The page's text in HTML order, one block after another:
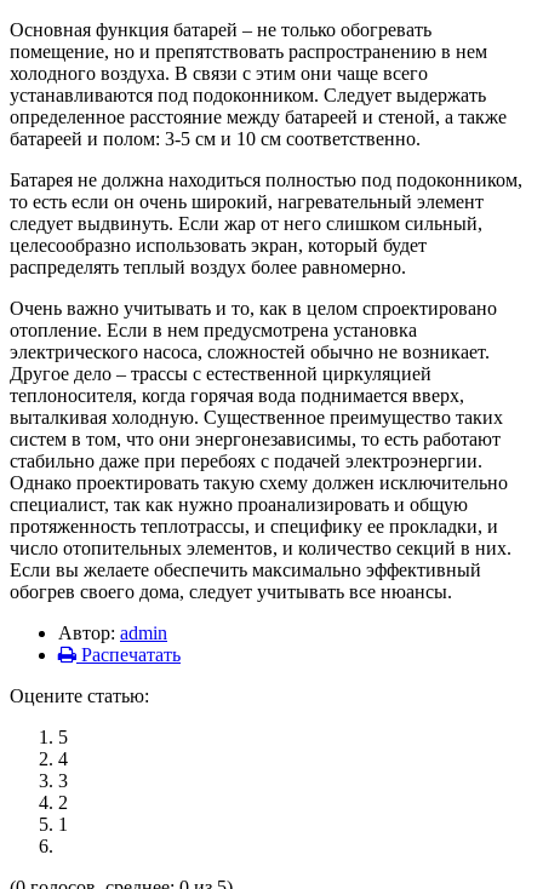
Основная функция батарей – не только обогревать
помещение, но и препятствовать распространению в нем
холодного воздуха. В связи с этим они чаще всего
устанавливаются под подоконником. Следует выдержать
определенное расстояние между батареей и стеной, а также
батареей и полом: 3-5 см и 10 см соответственно.
Батарея не должна находиться полностью под подоконником,
то есть если он очень широкий, нагревательный элемент
следует выдвинуть. Если жар от него слишком сильный,
целесообразно использовать экран, который будет
распределять теплый воздух более равномерно.
Очень важно учитывать и то, как в целом спроектировано
отопление. Если в нем предусмотрена установка
электрического насоса, сложностей обычно не возникает.
Другое дело – трассы с естественной циркуляцией
теплоносителя, когда горячая вода поднимается вверх,
выталкивая холодную. Существенное преимущество таких
систем в том, что они энергонезависимы, то есть работают
стабильно даже при перебоях с подачей электроэнергии.
Однако проектировать такую схему должен исключительно
специалист, так как нужно проанализировать и общую
протяженность теплотрассы, и специфику ее прокладки, и
число отопительных элементов, и количество секций в них.
Если вы желаете обеспечить максимально эффективный
обогрев своего дома, следует учитывать все нюансы.
Автор: admin
Распечатать
Оцените статью:
5
4
3
2
1